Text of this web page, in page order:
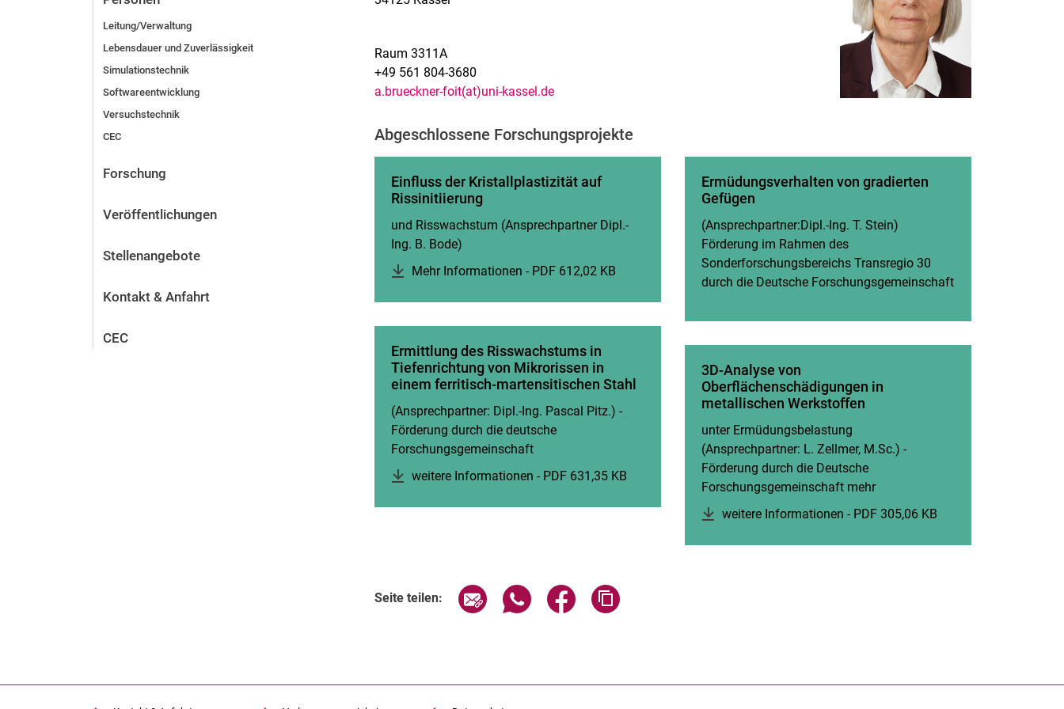
Leitung/Verwaltung
Lebensdauer und Zuverlässigkeit
Simulationstechnik
Softwareentwicklung
Versuchstechnik
CEC
Forschung
Veröffentlichungen
Stellenangebote
Kontakt & Anfahrt
CEC
Raum 3311A
+49 561 804-3680
a.brueckner-foit(at)uni-kassel.de
Abgeschlossene Forschungsprojekte
Einfluss der Kristallplastizität auf
Rissinitiierung
und Risswachstum (Ansprechpartner Dipl.-
Ing. B. Bode)
Mehr Informationen - PDF 612,02 KB (öffnet neues Fenster)
Ermittlung des Risswachstums in
Tiefenrichtung von Mikrorissen in
einem ferritisch-martensitischen Stahl
(Ansprechpartner: Dipl.-Ing. Pascal Pitz.) -
Förderung durch die deutsche
Forschungsgemeinschaft
weitere Informationen - PDF 631,35 KB (öffnet neues Fenster)
Ermüdungsverhalten von gradierten
Gefügen
(Ansprechpartner:Dipl.-Ing. T. Stein)
Förderung im Rahmen des
Sonderforschungsbereichs Transregio 30
durch die Deutsche Forschungsgemeinschaft
3D-Analyse von
Oberflächenschädigungen in
metallischen Werkstoffen
unter Ermüdungsbelastung
(Ansprechpartner: L. Zellmer, M.Sc.) -
Förderung durch die Deutsche
Forschungsgemeinschaft mehr
weitere Informationen - PDF 305,06 KB
Seite teilen: Seite über E-Mail teilen
Seite über WhatsApp teilen (externer Link, öffnet neues Fenster)
Seite über Facebook teilen (externer Link, öffnet neues Fenster)